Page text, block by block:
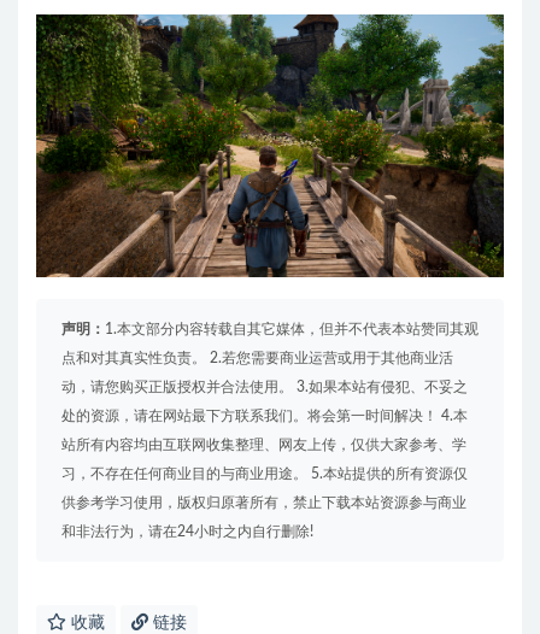
声明： 1.本文部分内容转载自其它媒体，但并不代表本站赞同其观
点和对其真实性负责。 2.若您需要商业运营或用于其他商业活
动，请您购买正版授权并合法使用。 3.如果本站有侵犯、不妥之
处的资源，请在网站最下方联系我们。将会第一时间解决！ 4.本
站所有内容均由互联网收集整理、网友上传，仅供大家参考、学
习，不存在任何商业目的与商业用途。 5.本站提供的所有资源仅
供参考学习使用，版权归原著所有，禁止下载本站资源参与商业
和非法行为，请在24小时之内自行删除!
收藏 链接